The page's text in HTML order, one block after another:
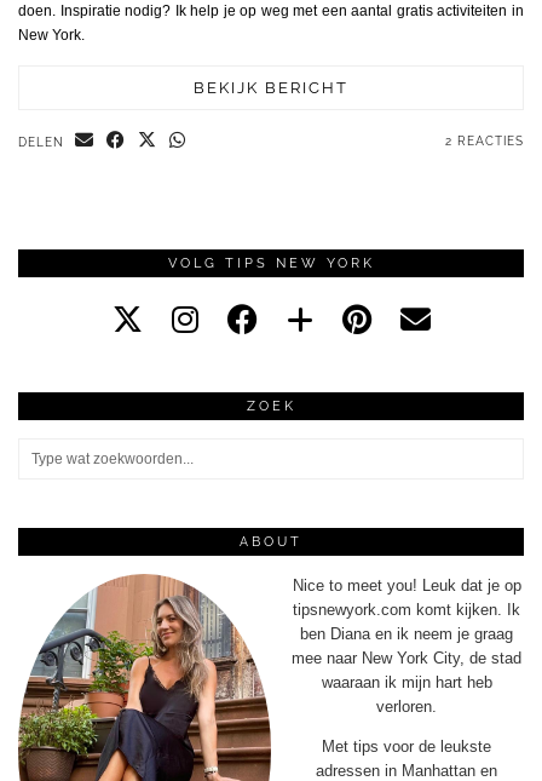
doen. Inspiratie nodig? Ik help je op weg met een aantal gratis activiteiten in
New York.
BEKIJK BERICHT
DELEN 2 REACTIES
VOLG TIPS NEW YORK
ZOEK
ABOUT
Nice to meet you! Leuk dat je op
tipsnewyork.com komt kijken. Ik
ben Diana en ik neem je graag
mee naar New York City, de stad
waaraan ik mijn hart heb
verloren.
Met tips voor de leukste
adressen in Manhattan en